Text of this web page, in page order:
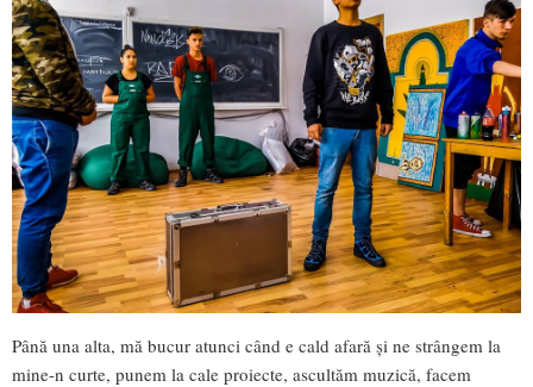
Până una alta, mă bucur atunci când e cald afară și ne strângem la
mine-n curte, punem la cale proiecte, ascultăm muzică, facem